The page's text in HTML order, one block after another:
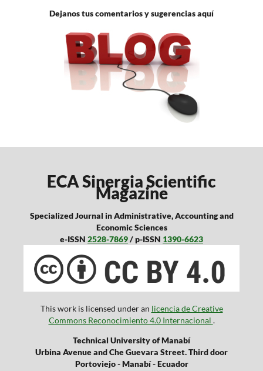
Dejanos tus comentarios y sugerencias aquí
ECA Sinergia Scientific
Magazine
Specialized Journal in Administrative, Accounting and
Economic Sciences
e-ISSN 2528-7869/ p-ISSN 1390-6623
This work is licensed under an licencia de Creative
Commons Reconocimiento 4.0 Internacional .
Technical University of Manabí
Urbina Avenue and Che Guevara Street. Third door
Portoviejo - Manabí - Ecuador